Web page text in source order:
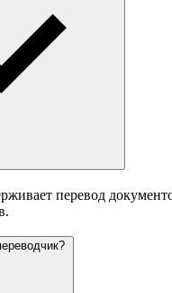
перевод